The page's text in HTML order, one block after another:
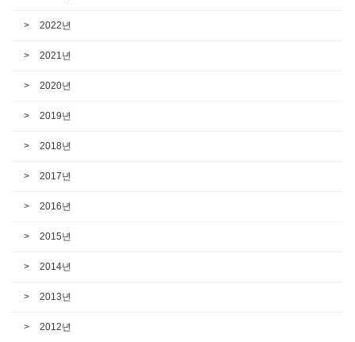
2022년
2021년
2020년
2019년
2018년
2017년
2016년
2015년
2014년
2013년
2012년